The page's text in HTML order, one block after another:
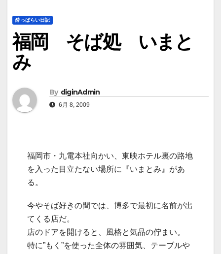
酔っぱらい日記
福岡 そば処 いまと
み
By diginAdmin
6月 8, 2009
福岡市・九電本社向かい、東映ホテル裏の路地
を入った目立たない場所に『いまとみ』があ
る。
今やそば好きの間では、博多で最初に名前が出
てくる店だ。
店のドアを開けると、風格と気品の佇まい。
特に”もく”を使った全体の雰囲気、テーブルや